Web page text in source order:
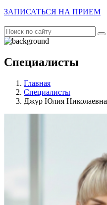
ЗАПИСАТЬСЯ НА ПРИЕМ
Специалисты
Главная
Специалисты
Джур Юлия Николаевна